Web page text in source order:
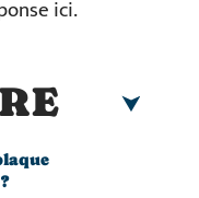
ici.